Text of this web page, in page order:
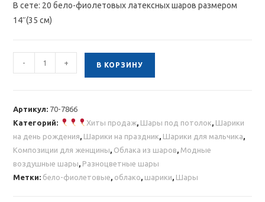
В сете: 20 бело-фиолетовых латексных шаров размером
14″(35 см)
Количество
товара
фиолетовых
20
шт
- + В КОРЗИНУ
Артикул: 70-7866
Категорий:
Хиты продаж, Шары под потолок, Шарики
на день рождения, Шарики на праздник, Шарики для мальчика,
Композиции для женщины, Облака из шаров, Модные
воздушные шары, Разноцветные шары
Метки: бело-фиолетовые, облако, шарики, Шары